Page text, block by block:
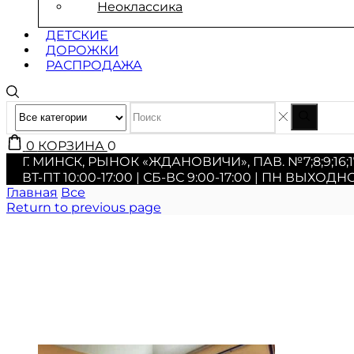
Неоклассика
ДЕТСКИЕ
ДОРОЖКИ
РАСПРОДАЖА
0 КОРЗИНА 0
Г. МИНСК, РЫНОК «ЖДАНОВИЧИ», ПАВ.
ВТ-ПТ 10:00-17:00 | СБ-ВС 9:00-17:00 | ПН
Главная Все
Return to previous page